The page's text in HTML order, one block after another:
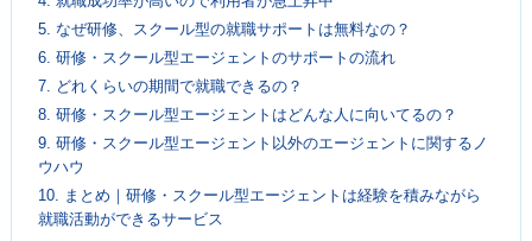
5. なぜ研修、スクール型の就職サポートは無料なの？
6. 研修・スクール型エージェントのサポートの流れ
7. どれくらいの期間で就職できるの？
8. 研修・スクール型エージェントはどんな人に向いてるの？
9. 研修・スクール型エージェント以外のエージェントに関するノ
ウハウ
10. まとめ｜研修・スクール型エージェントは経験を積みながら
就職活動ができるサービス